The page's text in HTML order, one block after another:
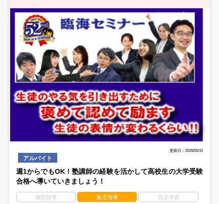
更新日：2026/05/15
アルバイト
週1からでもOK！塾講師の経験を活かして高校生の大学受験
合格へ導いていきましょう！
個別指導 集団指導 自立学習